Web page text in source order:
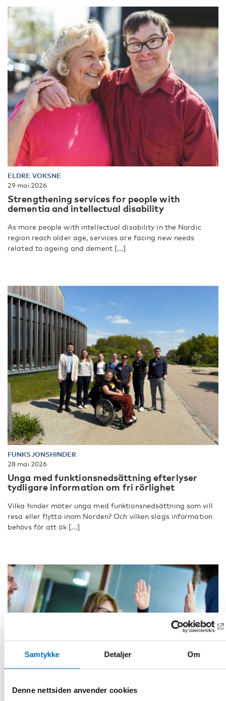
Samtykke Detaljer Om
Denne nettsiden anvender cookies
ELDRE VOKSNE
29 mai 2026
Strengthening services for people with
dementia and intellectual disability
As more people with intellectual disability in the Nordic
region reach older age, services are facing new needs
related to ageing and dement [...]
FUNKSJONSHINDER
28 mai 2026
Unga med funktionsnedsättning efterlyser
tydligare information om fri rörlighet
Vilka hinder möter unga med funktionsnedsättning som vill
resa eller flytta inom Norden? Och vilken slags information
behövs för att ök [...]